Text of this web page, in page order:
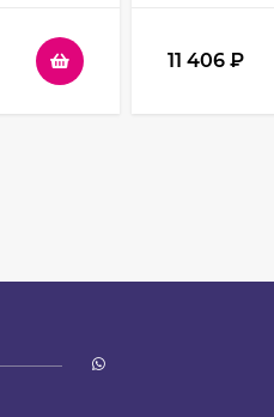
11 406 ₽